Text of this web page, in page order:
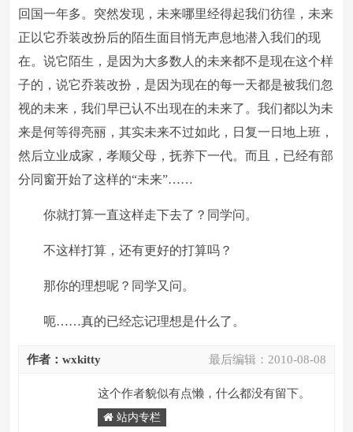
回国一年多。突然发现，未来哪里经得起我们彷徨，未来
正以它乔装改扮后的陌生面目悄无声息地潜入我们的现
在。说它陌生，是因为大多数人的未来都不是现在这个样
子的，说它乔装改扮，是因为现在的每一天都是被我们忽
视的未来，我们早已认不出现在的未来了。我们都以为未
来是何等得亮丽，其实未来不过如此，日复一日地上班，
然后立业成家，孝顺父母，抚养下一代。而且，已经有部
分同窗开始了这样的“未来”……
你就打算一直这样走下去了？同学问。
不这样打算，还有更好的打算吗？
那你的理想呢？同学又问。
呃……真的已经忘记理想是什么了。
最后编辑： 2010-08-08
作者：wxkitty
这个作者貌似有点懒，什么都没有留下。
站内专栏